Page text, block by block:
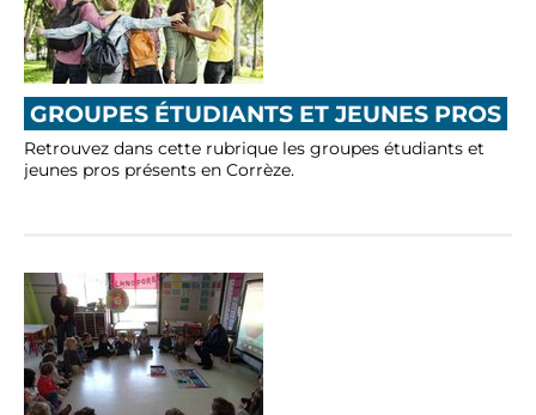
GROUPES ÉTUDIANTS ET JEUNES PROS
Retrouvez dans cette rubrique les groupes étudiants et
jeunes pros présents en Corrèze.